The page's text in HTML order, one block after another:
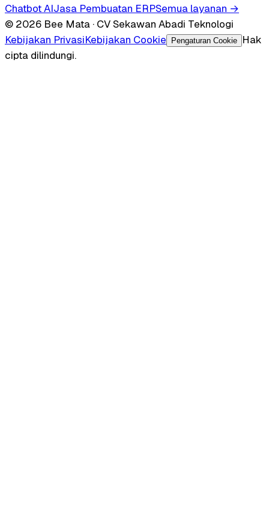
Chatbot AIJasa Pembuatan ERPSemua layanan →
© 2026 Bee Mata · CV Sekawan Abadi Teknologi
Kebijakan PrivasiKebijakan Cookie Pengaturan Cookie
Hak
cipta dilindungi.